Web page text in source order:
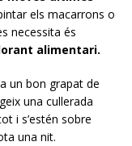
els macarrons o
necessita és
alimentari.
un bon grapat de
una cullerada
i s’estén sobre
una nit.